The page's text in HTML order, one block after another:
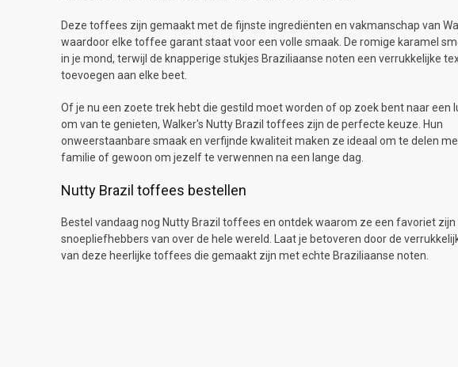
Deze toffees zijn gemaakt met de fijnste ingrediënten en vakmanschap van
waardoor elke toffee garant staat voor een volle smaak. De romige karamel
in je mond, terwijl de knapperige stukjes Braziliaanse noten een verrukkelijke
toevoegen aan elke beet.
Of je nu een zoete trek hebt die gestild moet worden of op zoek bent naar een
om van te genieten, Walker's Nutty Brazil toffees zijn de perfecte keuze. Hun
onweerstaanbare smaak en verfijnde kwaliteit maken ze ideaal om te delen
familie of gewoon om jezelf te verwennen na een lange dag.
Nutty Brazil toffees bestellen
Bestel vandaag nog Nutty Brazil toffees en ontdek waarom ze een favoriet zijn
snoepliefhebbers van over de hele wereld. Laat je betoveren door de
van deze heerlijke toffees die gemaakt zijn met echte Braziliaanse noten.